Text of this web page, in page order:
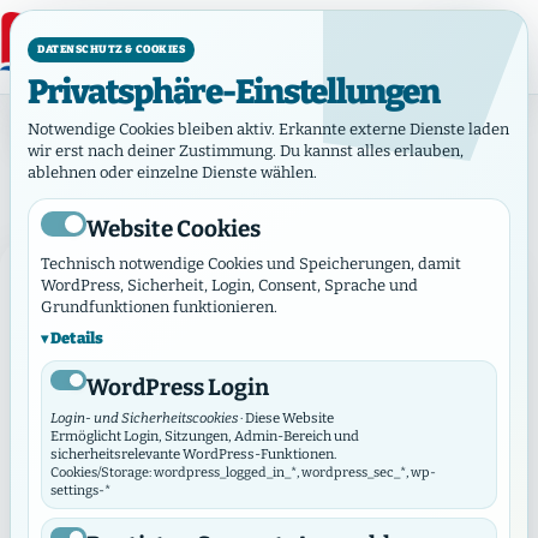
Event-Tag: EFG Hamburg Altona (Christuskirche)
Event-Tag:EFG Hamburg
Altona (Christuskirche)
Veranstaltung
DATENSCHUTZ & COOKIES
Privatsphäre-Einstellungen
Notwendige Cookies bleiben aktiv. Erkannte externe Dienste laden
wir erst nach deiner Zustimmung. Du kannst alles erlauben,
ablehnen oder einzelne Dienste wählen.
Website Cookies
Technisch notwendige Cookies und Speicherungen, damit
WordPress, Sicherheit, Login, Consent, Sprache und
Grundfunktionen funktionieren.
Details
WordPress Login
Login- und Sicherheitscookies· Diese Website
Ermöglicht Login, Sitzungen, Admin-Bereich und
sicherheitsrelevante WordPress-Funktionen.
Cookies/Storage: wordpress_logged_in_*, wordpress_sec_*, wp-
settings-*